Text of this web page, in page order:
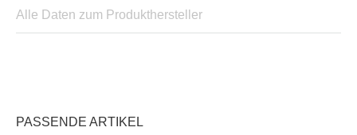
Alle Daten zum Produkthersteller
PASSENDE ARTIKEL